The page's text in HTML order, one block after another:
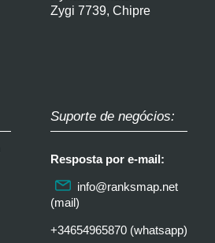
Zygi 7739, Chipre
Suporte de negócios:
Resposta por e-mail:
info@ranksmap.net
(mail)
+34654965870 (whatsapp)